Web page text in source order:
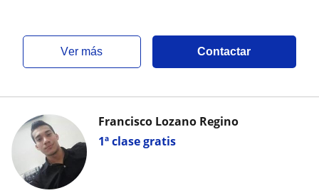
ver más Contactar
1ª clase gratis
Francisco Lozano Regino